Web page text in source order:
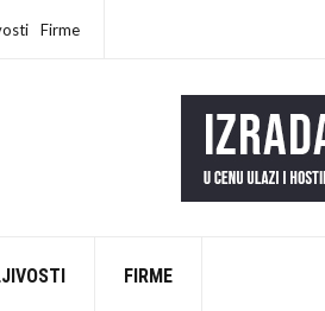
Firme
FIRME